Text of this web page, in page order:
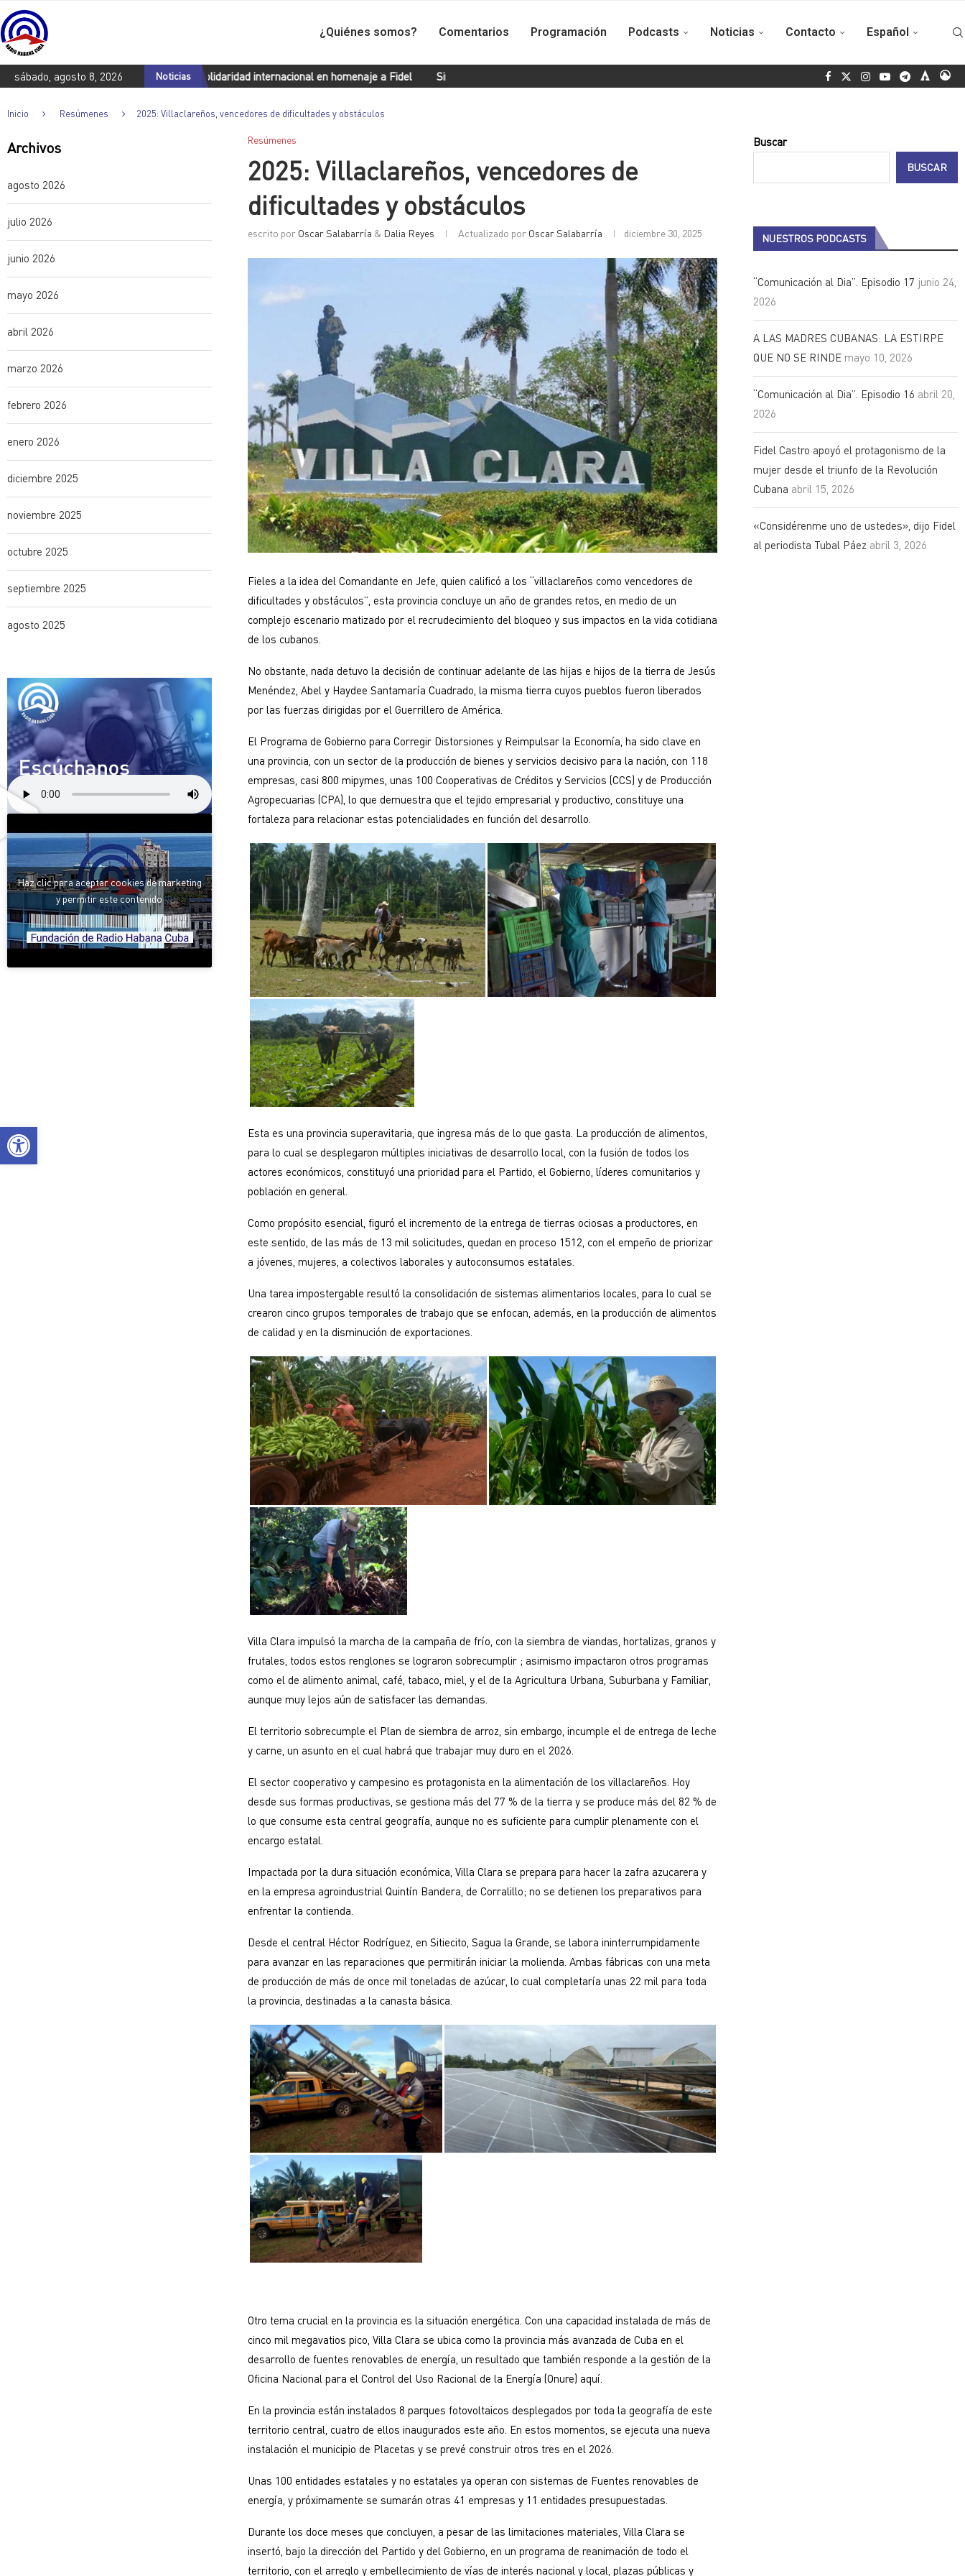
Abrir barra de herramientas
sábado, agosto 8, 2026 Noticias
Arriba a Cuba convoy de solidaridad internacional en homenaje a Fidel Sin mayores trascendencias continuó diálogo político en Venezuela Cuba brilla con oro y plata en certamen de ballet en
¿Quiénes somos? Comentarios Programación Podcasts Noticias Contacto Español
Inicio Resúmenes 2025: Villaclareños, vencedores de dificultades y obstáculos
Resúmenes
2025: Villaclareños, vencedores de
dificultades y obstáculos
escrito por Oscar Salabarría & Dalia Reyes Actualizado porOscar Salabarría diciembre 30, 2025
Fieles a la idea del Comandante en Jefe, quien calificó a los “villaclareños como vencedores de
dificultades y obstáculos”, esta provincia concluye un año de grandes retos, en medio de un
complejo escenario matizado por el recrudecimiento del bloqueo y sus impactos en la vida cotidiana
de los cubanos.
No obstante, nada detuvo la decisión de continuar adelante de las hijas e hijos de la tierra de Jesús
Menéndez, Abel y Haydee Santamaría Cuadrado, la misma tierra cuyos pueblos fueron liberados
por las fuerzas dirigidas por el Guerrillero de América.
El Programa de Gobierno para Corregir Distorsiones y Reimpulsar la Economía, ha sido clave en
una provincia, con un sector de la producción de bienes y servicios decisivo para la nación, con 118
empresas, casi 800 mipymes, unas 100 Cooperativas de Créditos y Servicios (CCS) y de Producción
Agropecuarias (CPA), lo que demuestra que el tejido empresarial y productivo, constituye una
fortaleza para relacionar estas potencialidades en función del desarrollo.
Esta es una provincia superavitaria, que ingresa más de lo que gasta. La producción de alimentos,
para lo cual se desplegaron múltiples iniciativas de desarrollo local, con la fusión de todos los
actores económicos, constituyó una prioridad para el Partido, el Gobierno, líderes comunitarios y
población en general.
Como propósito esencial, figuró el incremento de la entrega de tierras ociosas a productores, en
este sentido, de las más de 13 mil solicitudes, quedan en proceso 1512, con el empeño de priorizar
a jóvenes, mujeres, a colectivos laborales y autoconsumos estatales.
Una tarea impostergable resultó la consolidación de sistemas alimentarios locales, para lo cual se
crearon cinco grupos temporales de trabajo que se enfocan, además, en la producción de alimentos
de calidad y en la disminución de exportaciones.
Villa Clara impulsó la marcha de la campaña de frío, con la siembra de viandas, hortalizas, granos y
frutales, todos estos renglones se lograron sobrecumplir ; asimismo impactaron otros programas
como el de alimento animal, café, tabaco, miel, y el de la Agricultura Urbana, Suburbana y Familiar,
aunque muy lejos aún de satisfacer las demandas.
El territorio sobrecumple el Plan de siembra de arroz, sin embargo, incumple el de entrega de leche
y carne, un asunto en el cual habrá que trabajar muy duro en el 2026.
El sector cooperativo y campesino es protagonista en la alimentación de los villaclareños. Hoy
desde sus formas productivas, se gestiona más del 77 % de la tierra y se produce más del 82 % de
lo que consume esta central geografía, aunque no es suficiente para cumplir plenamente con el
encargo estatal.
Impactada por la dura situación económica, Villa Clara se prepara para hacer la zafra azucarera y
en la empresa agroindustrial Quintín Bandera, de Corralillo; no se detienen los preparativos para
enfrentar la contienda.
Desde el central Héctor Rodríguez, en Sitiecito, Sagua la Grande, se labora ininterrumpidamente
para avanzar en las reparaciones que permitirán iniciar la molienda. Ambas fábricas con una meta
de producción de más de once mil toneladas de azúcar, lo cual completaría unas 22 mil para toda
la provincia, destinadas a la canasta básica.
Otro tema crucial en la provincia es la situación energética. Con una capacidad instalada de más de
cinco mil megavatios pico, Villa Clara se ubica como la provincia más avanzada de Cuba en el
desarrollo de fuentes renovables de energía, un resultado que también responde a la gestión de la
Oficina Nacional para el Control del Uso Racional de la Energía (Onure) aquí.
En la provincia están instalados 8 parques fotovoltaicos desplegados por toda la geografía de este
territorio central, cuatro de ellos inaugurados este año. En estos momentos, se ejecuta una nueva
instalación el municipio de Placetas y se prevé construir otros tres en el 2026.
Unas 100 entidades estatales y no estatales ya operan con sistemas de Fuentes renovables de
energía, y próximamente se sumarán otras 41 empresas y 11 entidades presupuestadas.
Durante los doce meses que concluyen, a pesar de las limitaciones materiales, Villa Clara se
insertó, bajo la dirección del Partido y del Gobierno, en un programa de reanimación de todo el
territorio, con el arreglo y embellecimiento de vías de interés nacional y local, plazas públicas y
Buscar
BUSCAR
NUESTROS PODCASTS
“Comunicación al Dia”. Episodio 17 junio 24,
2026
A LAS MADRES CUBANAS: LA ESTIRPE
QUE NO SE RINDE mayo 10, 2026
“Comunicación al Dia”. Episodio 16 abril 20,
2026
Fidel Castro apoyó el protagonismo de la
mujer desde el triunfo de la Revolución
Cubana abril 15, 2026
«Considérenme uno de ustedes», dijo Fidel
al periodista Tubal Páez abril 3, 2026
Archivos
agosto 2026
julio 2026
junio 2026
mayo 2026
abril 2026
marzo 2026
febrero 2026
enero 2026
diciembre 2025
noviembre 2025
octubre 2025
septiembre 2025
agosto 2025
Haz clic para aceptar cookies de marketing
y permitir este contenido